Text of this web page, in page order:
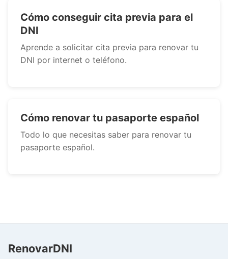
Cómo conseguir cita previa para el
DNI
Aprende a solicitar cita previa para renovar tu
DNI por internet o teléfono.
Cómo renovar tu pasaporte español
Todo lo que necesitas saber para renovar tu
pasaporte español.
RenovarDNI